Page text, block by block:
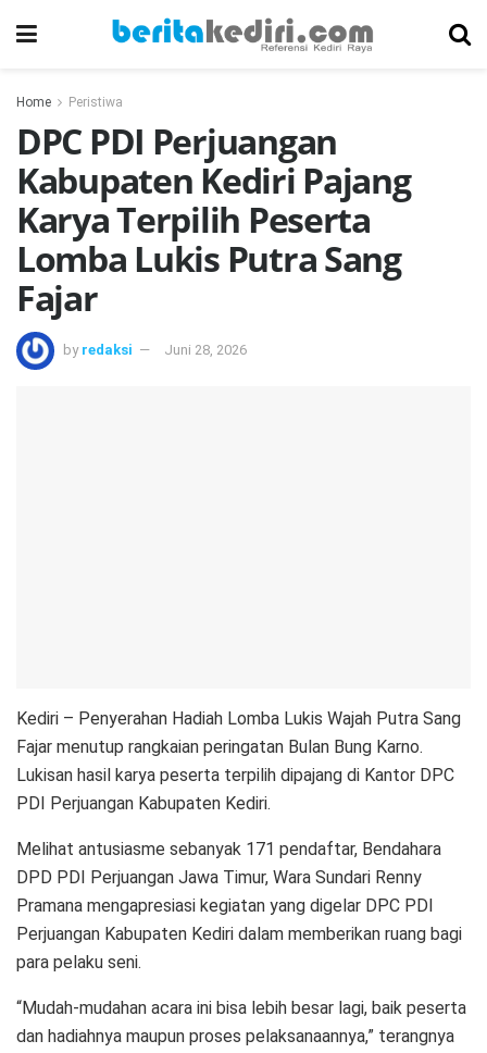
Home Peristiwa
DPC PDI Perjuangan
Kabupaten Kediri Pajang
Karya Terpilih Peserta
Lomba Lukis Putra Sang
Fajar
by redaksi Juni 28, 2026
Kediri – Penyerahan Hadiah Lomba Lukis Wajah Putra Sang
Fajar menutup rangkaian peringatan Bulan Bung Karno.
Lukisan hasil karya peserta terpilih dipajang di Kantor DPC
PDI Perjuangan Kabupaten Kediri.
Melihat antusiasme sebanyak 171 pendaftar, Bendahara
DPD PDI Perjuangan Jawa Timur, Wara Sundari Renny
Pramana mengapresiasi kegiatan yang digelar DPC PDI
Perjuangan Kabupaten Kediri dalam memberikan ruang bagi
para pelaku seni.
“Mudah-mudahan acara ini bisa lebih besar lagi, baik peserta
dan hadiahnya maupun proses pelaksanaannya,” terangnya